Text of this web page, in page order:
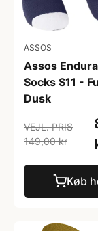
ASSOS
Assos
Socks S11 -
Dusk
VEJL. PRIS
149,00 kr
Køb